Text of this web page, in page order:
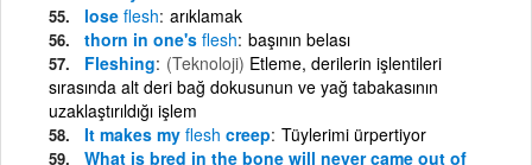
lose flesh arıklamak
thorn in one's flesh başının belası
Fleshing (Teknoloji) Etleme, derilerin işlentileri
sırasında alt deri bağ dokusunun ve yağ tabakasının
uzaklaştırıldığı işlem
It makes my flesh creep Tüylerimi ürpertiyor
What is bred in the bone will never came out of